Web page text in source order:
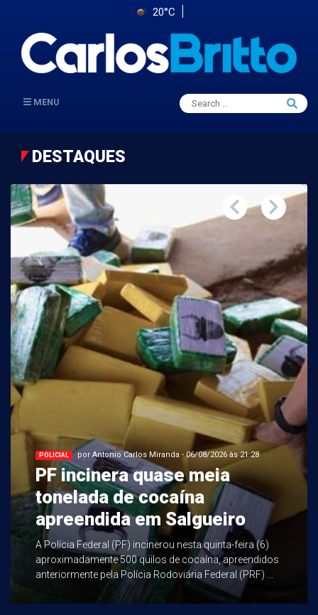
20°C
MENU
Search
for:
Search
DESTAQUES
POLICIAL por Antonio Carlos Miranda - 06/08/2026 às 21:28
PF incinera quase meia
tonelada de cocaína
apreendida em Salgueiro
A Polícia Federal (PF) incinerou nesta quinta-feira (6)
aproximadamente 500 quilos de cocaína, apreendidos
anteriormente pela Polícia Rodoviária Federal (PRF) ...